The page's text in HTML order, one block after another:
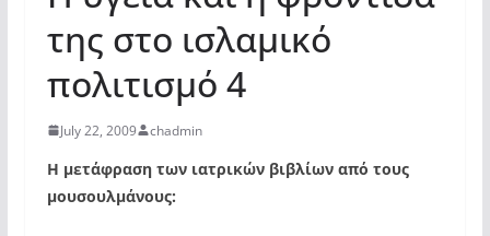
της στο ισλαμικό
πολιτισμό 4
July 22, 2009 chadmin
Η μετάφραση των ιατρικών βιβλίων από τους
μουσουλμάνους: